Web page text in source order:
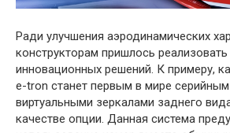
Ради улучшения аэродинамических
конструкторам пришлось
инновационных решений. К примеру,
e-tron станет первым в мире
виртуальными зеркалами заднего
качестве опции. Данная система